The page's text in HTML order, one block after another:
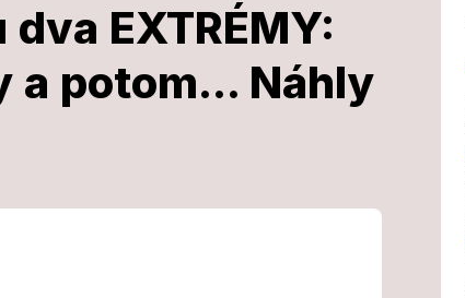
EXTRÉMY:
a potom... Náhly
dva